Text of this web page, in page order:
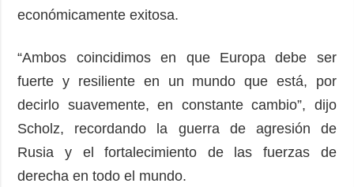
económicamente exitosa.
“Ambos coincidimos en que Europa debe ser
fuerte y resiliente en un mundo que está, por
decirlo suavemente, en constante cambio”, dijo
Scholz, recordando la guerra de agresión de
Rusia y el fortalecimiento de las fuerzas de
derecha en todo el mundo.